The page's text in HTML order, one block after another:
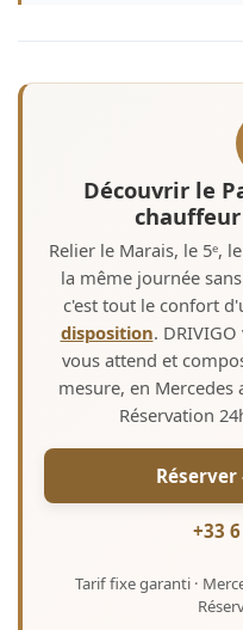
Découvrir le
chauffeur
Relier le Marais, le 5ᵉ,
la même journée
c'est tout le confort
disposition.
vous attend et
mesure, en
Réservation
+33
Tarif fixe garanti ·